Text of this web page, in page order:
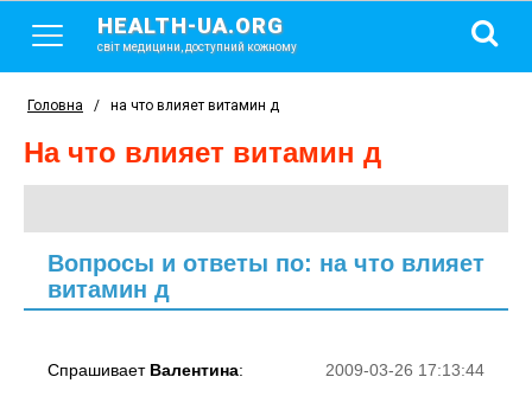
HEALTH-UA.ORG
світ медицини, доступний кожному
Головна / на что влияет витамин д
на что влияет витамин д
Вопросы и ответы по: на что влияет
витамин д
2009-03-26 17:13:44
Спрашивает Валентина: